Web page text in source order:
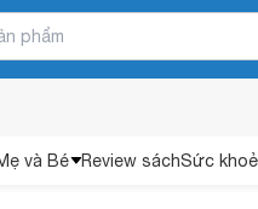
và Bé Review sáchSức khoẻ